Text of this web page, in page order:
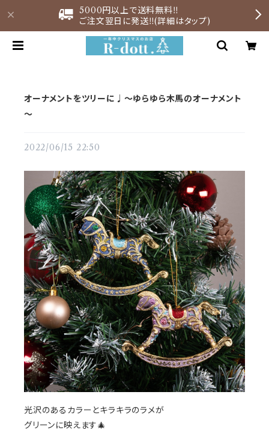
5000円以上で送料無料‼︎
ご注文翌日に発送‼︎(詳細はタップ)
オーナメントをツリーに♩～ゆらゆら木馬のオーナメント
～
2022/06/15 22:50
光沢のあるカラーとキラキラのラメが
グリーンに映えます🎄